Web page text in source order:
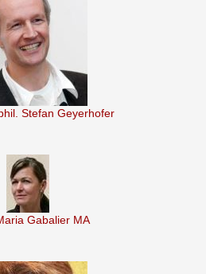
Stefan Geyerhofer
Gabalier MA